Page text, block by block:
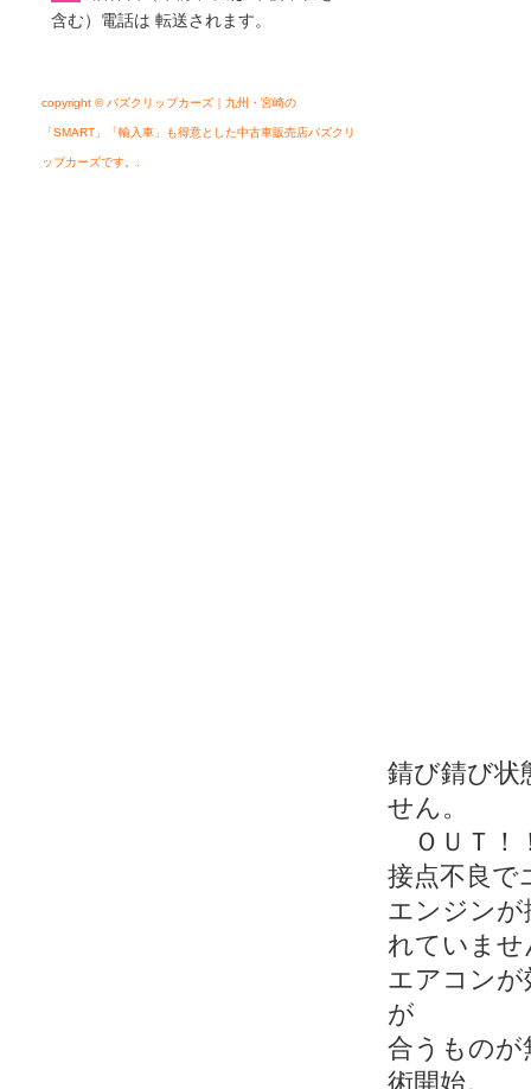
含む）電話は 転送されます。
copyright © バズクリップカーズ｜九州・宮崎の
「SMART」「輸入車」も得意とした中古車販売店バズクリ
ップカーズです。.
錆び錆び
せん。
ＯＵＴ！
接点不良
エンジン
れていませ
エアコンが
が
合うもの
術開始。